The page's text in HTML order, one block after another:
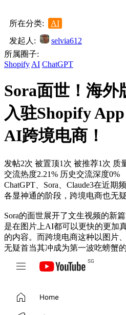
所在分类:
AI
发起人:
selvia612
所属圈子:
Shopify AI ChatGPT
Sora面世！海外
入驻Shopify
AI跨境电商！
发帖2次 被置顶1次 被推荐1次 质
交流热度2.21% 历史交流深度0%
ChatGPT、Sora、Claude3在近
各显神通的阶段，跨境电商也无
Sora的面世展开了文生视频的新
是在图片上AI都可以更快的更加
的内容。而跨境电商这种以图片
无疑首当其冲成为第一波吃螃蟹的